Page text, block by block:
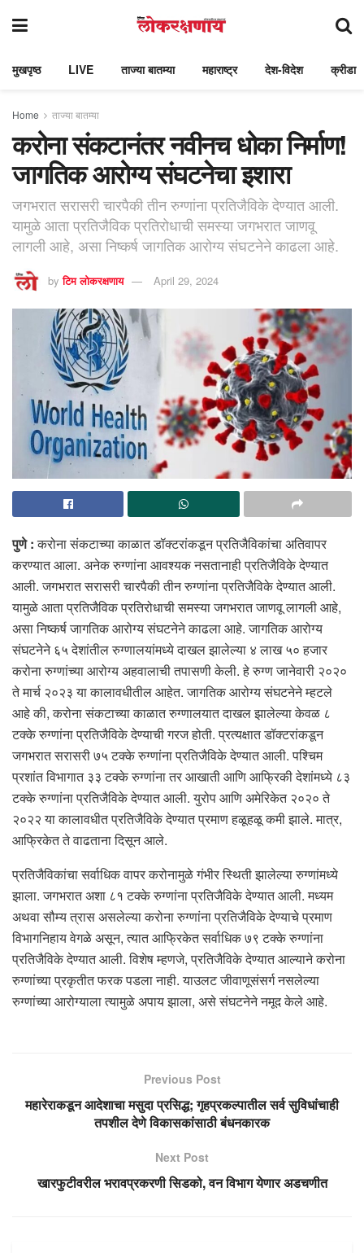
मुखपृष्ठ LIVE ताज्या बातम्या महाराष्ट्र देश-विदेश क्रीडा
Home ताज्या बातम्या
करोना संकटानंतर नवीनच धोका निर्माण!
जागतिक आरोग्य संघटनेचा इशारा
जगभरात सरासरी चारपैकी तीन रुग्णांना प्रतिजैविके देण्यात आली.
यामुळे आता प्रतिजैविक प्रतिरोधाची समस्या जगभरात जाणवू
लागली आहे, असा निष्कर्ष जागतिक आरोग्य संघटनेने काढला आहे.
by टिम लोकरक्षणाय April 29, 2024
पुणे :करोना संकटाच्या काळात डॉक्टरांकडून प्रतिजैविकांचा अतिवापर
करण्यात आला. अनेक रुग्णांना आवश्यक नसतानाही प्रतिजैविके देण्यात
आली. जगभरात सरासरी चारपैकी तीन रुग्णांना प्रतिजैविके देण्यात आली.
यामुळे आता प्रतिजैविक प्रतिरोधाची समस्या जगभरात जाणवू लागली आहे,
असा निष्कर्ष जागतिक आरोग्य संघटनेने काढला आहे. जागतिक आरोग्य
संघटनेने ६५ देशांतील रुग्णालयांमध्ये दाखल झालेल्या ४ लाख ५० हजार
करोना रुग्णांच्या आरोग्य अहवालाची तपासणी केली. हे रुग्ण जानेवारी २०२०
ते मार्च २०२३ या कालावधीतील आहेत. जागतिक आरोग्य संघटनेने म्हटले
आहे की, करोना संकटाच्या काळात रुग्णालयात दाखल झालेल्या केवळ ८
टक्के रुग्णांना प्रतिजैविके देण्याची गरज होती. प्रत्यक्षात डॉक्टरांकडून
जगभरात सरासरी ७५ टक्के रुग्णांना प्रतिजैविके देण्यात आली. पश्चिम
प्रशांत विभागात ३३ टक्के रुग्णांना तर आखाती आणि आफ्रिकी देशांमध्ये ८३
टक्के रुग्णांना प्रतिजैविके देण्यात आली. युरोप आणि अमेरिकेत २०२० ते
२०२२ या कालावधीत प्रतिजैविके देण्यात प्रमाण हळूहळू कमी झाले. मात्र,
आफ्रिकेत ते वाढताना दिसून आले.
प्रतिजैविकांचा सर्वाधिक वापर करोनामुळे गंभीर स्थिती झालेल्या रुग्णांमध्ये
झाला. जगभरात अशा ८१ टक्के रुग्णांना प्रतिजैविके देण्यात आली. मध्यम
अथवा सौम्य त्रास असलेल्या करोना रुग्णांना प्रतिजैविके देण्याचे प्रमाण
विभागनिहाय वेगळे असून, त्यात आफ्रिकेत सर्वाधिक ७९ टक्के रुग्णांना
प्रतिजैविके देण्यात आली. विशेष म्हणजे, प्रतिजैविके देण्यात आल्याने करोना
रुग्णांच्या प्रकृतीत फरक पडला नाही. याउलट जीवाणूसंसर्ग नसलेल्या
रुग्णांच्या आरोग्याला त्यामुळे अपाय झाला, असे संघटनेने नमूद केले आहे.
Previous Post
महारेराकडून आदेशाचा मसुदा प्रसिद्ध; गृहप्रकल्पातील सर्व सुविधांचाही
तपशील देणे विकासकांसाठी बंधनकारक
Next Post
खारफुटीवरील भरावप्रकरणी सिडको, वन विभाग येणार अडचणीत